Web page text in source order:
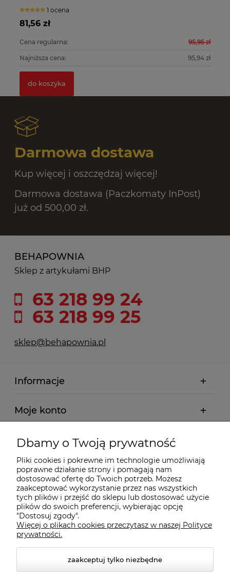
1 ocena
81,56 zł
Cena regularna: 95,95 zł
Najniższa cena: 95,94 zł
do koszyka
Darmowa dostawa
Kup więcej i oszczędzaj więcej!
Darmowa dostawa (Paczkomaty InPost)
już od 500,00 zł.
BEHAPOWNIA
Sklep z artykułami BHP
63 218 99 24
63 218 99 25
sklep@behapownia.pl
Informacje
Moje konto
Płatności i dostawa
Wybrane Kategorie
Wybrane Marki
Wiedza o BHP
Dbamy o Twoją prywatność
Pliki cookies i pokrewne im technologie umożliwiają
poprawne działanie strony i pomagają nam
dostosować ofertę do Twoich potrzeb. Możesz
zaakceptować wykorzystanie przez nas wszystkich
tych plików i przejść do sklepu lub dostosować użycie
plików do swoich preferencji, wybierając opcję
"Dostosuj zgody".
Więcej o plikach cookies przeczytasz w naszej Polityce
prywatności.
zaakceptuj tylko niezbędne